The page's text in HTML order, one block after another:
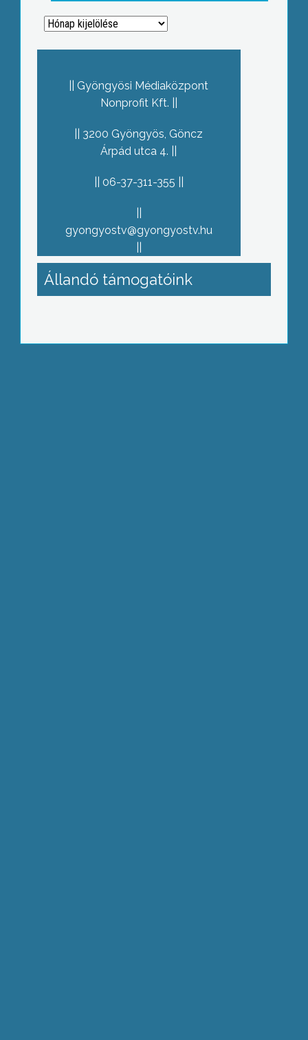
Archívum
Gyöngyösi Médiaközpont
Nonprofit Kft.
3200 Gyöngyös, Göncz
Árpád utca 4.
06-37-311-355
gyongyostv@gyongyostv.hu
Állandó támogatóink